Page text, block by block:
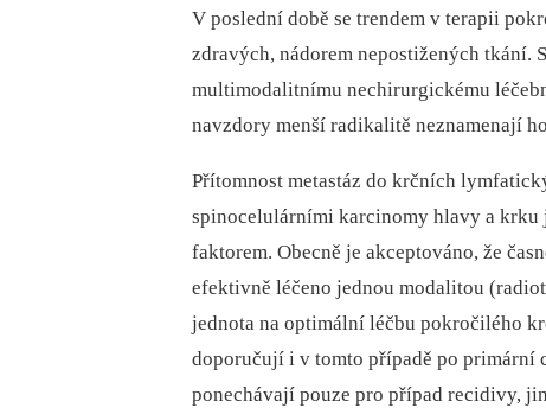
V poslední době se trendem v terapii
zdravých, nádorem nepostižených tkání.
multimodalitnímu nechirurgickému
navzdory menší radikalitě neznamenají
Přítomnost metastáz do krčních
spinocelulárními karcinomy hlavy a
faktorem. Obecně je akceptováno, že
efektivně léčeno jednou modalitou
jednota na optimální léčbu pokročilého
doporučují i v tomto případě po primární
ponechávají pouze pro případ recidivy,